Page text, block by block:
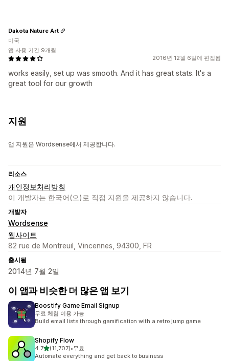
2016년 12월 6일에 편집됨
works easily, set up was smooth. And it has great stats. It's a
great tool for our growth
Dakota Nature Art
미국
앱 사용 기간 9개월
지원
앱 지원은 Wordsense에서 제공합니다.
리소스
개인정보처리방침
이 개발자는 한국어(으)로 직접 지원을 제공하지 않습니다.
개발자
Wordsense
웹사이트
82 rue de Montreuil, Vincennes, 94300, FR
출시됨
2014년 7월 2일
이 앱과 비슷한 더 많은 앱 보기
Boostify Game Email Signup
무료 체험 이용 가능
Build email lists through gamification with a retro jump game
Shopify Flow
4.7별 5개 중
(11,707)
총 리뷰 11707개
•무료
Automate everything and get back to business